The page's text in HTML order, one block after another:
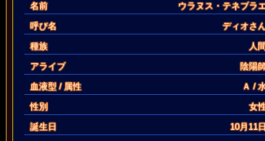
名前
ウラヌス・テネブラ
呼び名
ディオさ
種族
人
アライブ
陰陽
血液型 / 属性
Ａ /
性別
女
誕生日
10月11